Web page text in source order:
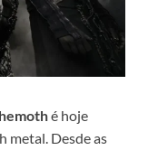
é hoje
metal. Desde as